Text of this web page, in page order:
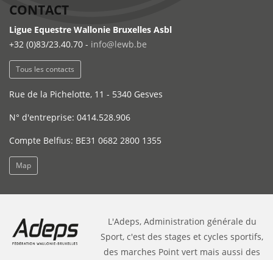
CONTACT
Ligue Equestre Wallonie Bruxelles Asbl
+32 (0)83/23.40.70 - info@lewb.be
Tous les contacts
Rue de la Pichelotte, 11 - 5340 Gesves
N° d'entreprise: 0414.528.906
Compte Belfius: BE31 0682 2800 1355
Map
L'Adeps, Administration générale du
Sport, c'est des stages et cycles sportifs,
des marches Point vert mais aussi des